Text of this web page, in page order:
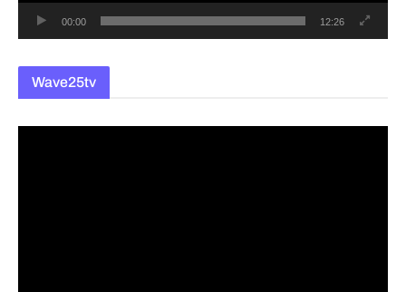
00:00 12:26
Wave25tv